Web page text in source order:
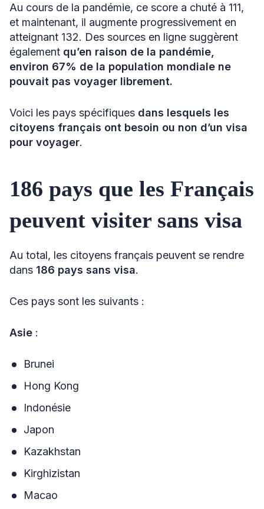
Au cours de la pandémie, ce score a chuté à 111,
et maintenant, il augmente progressivement en
atteignant 132. Des sources en ligne suggèrent
également qu’en raison de la pandémie,
environ 67% de la population mondiale ne
pouvait pas voyager librement.
Voici les pays spécifiques dans lesquels les
citoyens français ont besoin ou non d’un visa
pour voyager.
186 pays que les Français
peuvent visiter sans visa
Au total, les citoyens français peuvent se rendre
dans 186 pays sans visa.
Ces pays sont les suivants :
Asie :
Brunei
Hong Kong
Indonésie
Japon
Kazakhstan
Kirghizistan
Macao